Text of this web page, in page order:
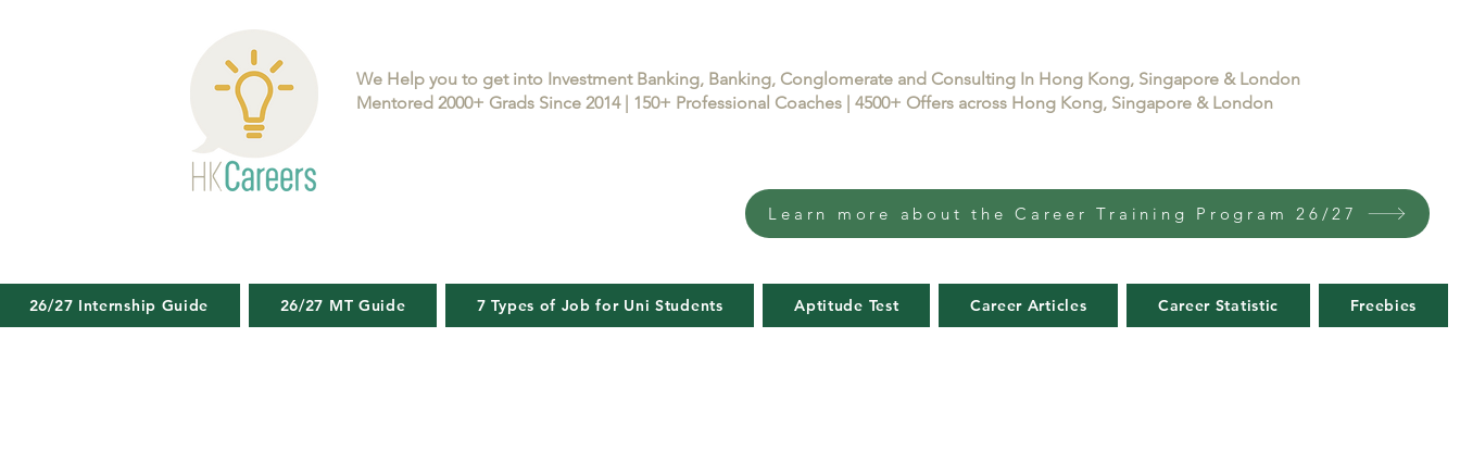
We Help you to get into Investment Banking, Banking, Conglomerate and Consulting In Hong Kong, Singapore & London
Mentored 2000+ Grads Since 2014 | 150+ Professional Coaches | 4500+ Offers across Hong Kong, Singapore & London
Learn more about the Career Training Program 26/27
26/27 Internship Guide 26/27 MT Guide 7 Types of Job for Uni Students Aptitude Test Career Articles Career Statistic Freebies